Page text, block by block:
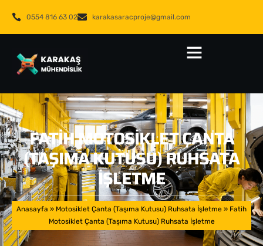
0554 816 63 02 karakasaracproje@gmail.com
FATIH MOTOSIKLET ÇANTA
(TAŞIMA KUTUSU) RUHSATA
İŞLETME
Anasayfa » Motosiklet Çanta (Taşıma Kutusu) Ruhsata İşletme » Fatih
Motosiklet Çanta (Taşıma Kutusu) Ruhsata İşletme